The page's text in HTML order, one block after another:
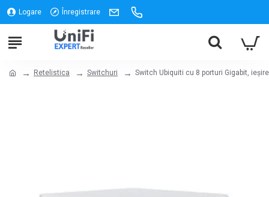
Logare Înregistrare
Retelistica Switchuri Switch Ubiquiti cu 8 porturi Gigabit, ieșire